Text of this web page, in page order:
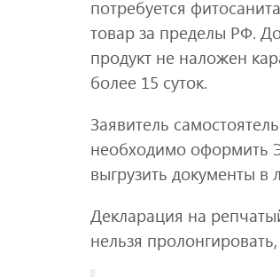
потребуется
товар за пределы РФ.
продукт не наложен
более 15 суток.
Заявитель
необходимо оформить
выгрузить документы
Декларация на
нельзя